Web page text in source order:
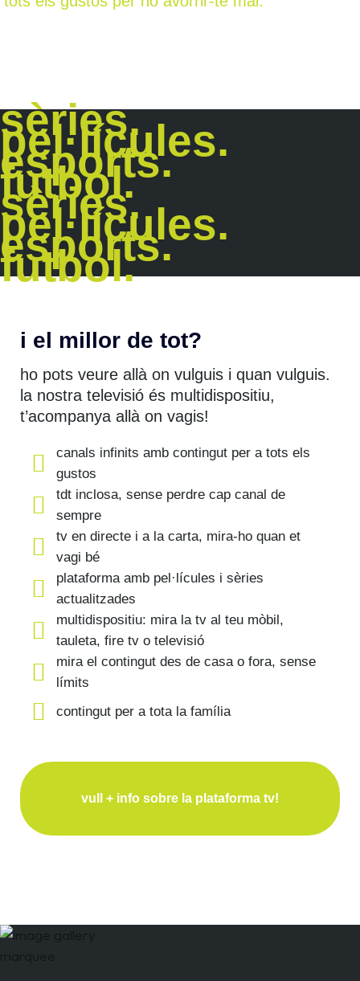
sèries.
pel·lícules.
esports.
futbol.
sèries.
pel·lícules.
esports.
futbol.
i el millor de tot?
ho pots veure allà on vulguis i quan vulguis.
la nostra televisió és multidispositiu,
t’acompanya allà on vagis!
canals infinits amb contingut per a tots els
gustos
tdt inclosa, sense perdre cap canal de
sempre
tv en directe i a la carta, mira-ho quan et
vagi bé
plataforma amb pel·lícules i sèries
actualitzades
multidispositiu: mira la tv al teu mòbil,
tauleta, fire tv o televisió
mira el contingut des de casa o fora, sense
límits
contingut per a tota la família
vull + info sobre la plataforma tv!